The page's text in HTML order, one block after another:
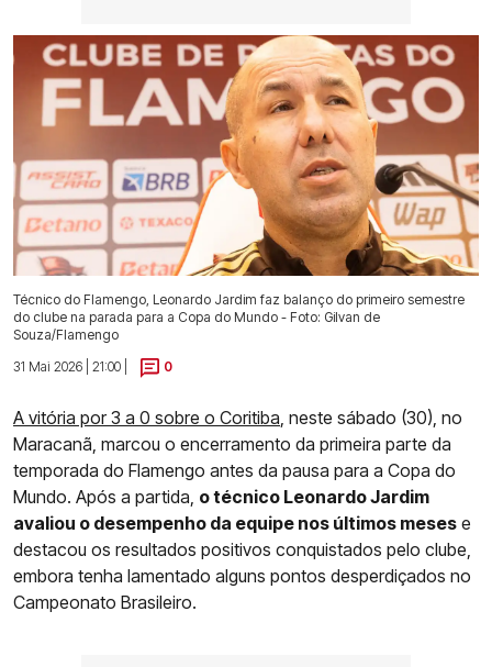
Técnico do Flamengo, Leonardo Jardim faz balanço do primeiro semestre
do clube na parada para a Copa do Mundo - Foto: Gilvan de
Souza/Flamengo
31 Mai 2026 | 21:00 |
0
A vitória por 3 a 0 sobre o Coritiba , neste sábado (30), no
Maracanã, marcou o encerramento da primeira parte da
temporada do Flamengo antes da pausa para a Copa do
Mundo. Após a partida, o técnico Leonardo Jardim
avaliou o desempenho da equipe nos últimos meses e
destacou os resultados positivos conquistados pelo clube,
embora tenha lamentado alguns pontos desperdiçados no
Campeonato Brasileiro.